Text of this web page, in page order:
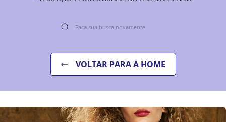
VOLTAR PARA A HOME